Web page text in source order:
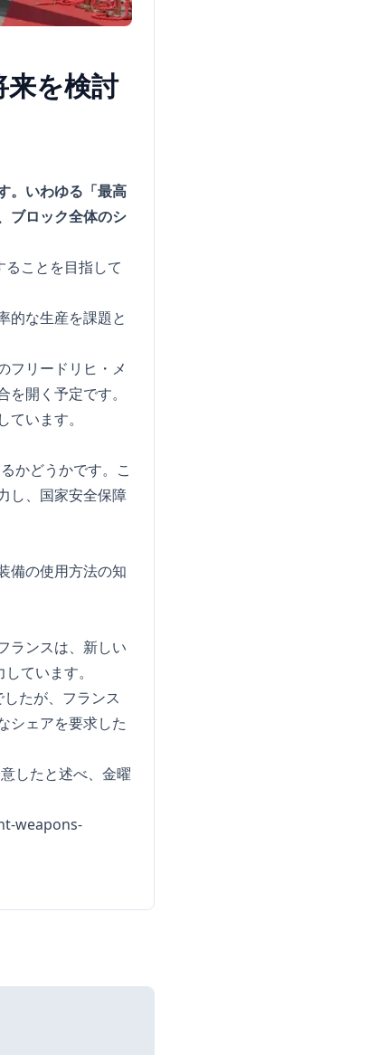
を検討
。いわゆる「最高
ブロック全体のシ
ことを目指して
的な生産を課題と
フリードリヒ・メ
開く予定です。
います。
かどうかです。こ
し、国家安全保障
備の使用方法の知
ランスは、新しい
ています。
たが、フランス
シェアを要求した
したと述べ、金曜
weapons-